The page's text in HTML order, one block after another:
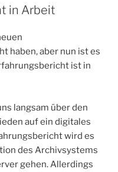
in Arbeit
haben, aber nun ist es
ist in
langsam über den
auf ein digitales
wird es
des Archivsystems
gehen. Allerdings